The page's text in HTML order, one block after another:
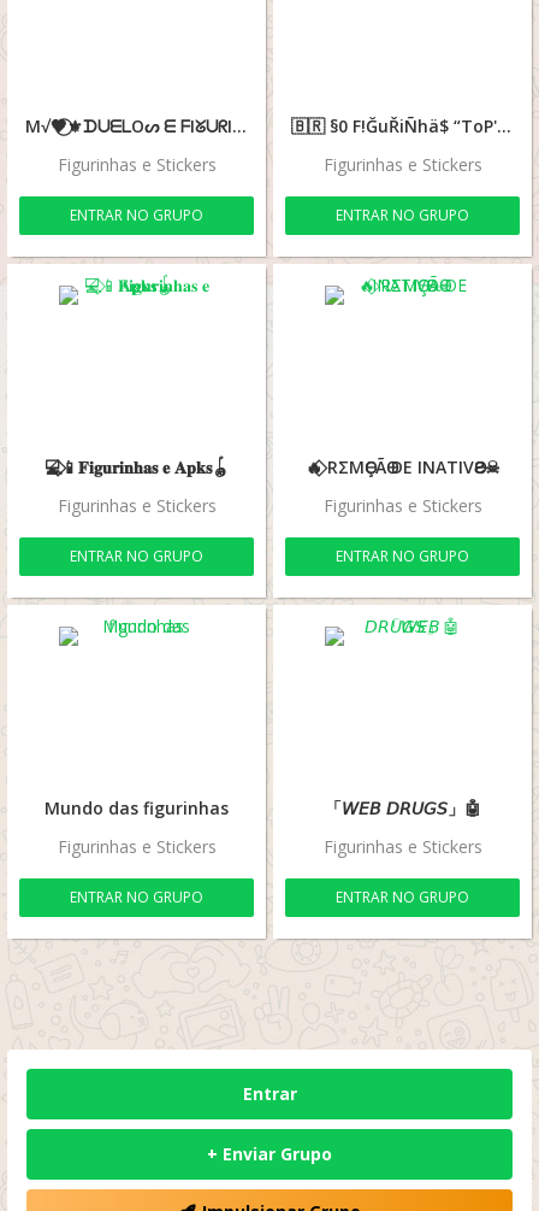
Μ√🖤⃝⚜ᗪᑌᗴᒪOᔕ ᗴ ᖴIᘜᑌᖇIᑎᕼᗩᔕ⎆⃝⚜
Figurinhas e Stickers
ENTRAR NO GRUPO
🇧🇷 §0 F!ĞuŘiÑhä$ “ToP's” 🫡
Figurinhas e Stickers
ENTRAR NO GRUPO
💻⃟📱𝐅𝐢𝐠𝐮𝐫𝐢𝐧𝐡𝐚𝐬 𝐞 𝐀𝐩𝐤𝐬🪀⁩⁩
Figurinhas e Stickers
ENTRAR NO GRUPO
🔥⃟ RΣMӨÇÃӨ DE INATIVӨƧ☠
Figurinhas e Stickers
ENTRAR NO GRUPO
Mundo das figurinhas
Figurinhas e Stickers
ENTRAR NO GRUPO
「𝘞𝘌𝘉 𝘋𝘙𝘜𝘎𝘚」🤖
Figurinhas e Stickers
ENTRAR NO GRUPO
Entrar
+ Enviar Grupo